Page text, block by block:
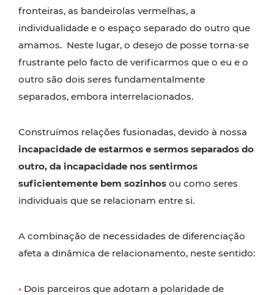
fronteiras, as bandeirolas vermelhas, a
individualidade e o espaço separado do outro que
amamos. Neste lugar, o desejo de posse torna-se
frustrante pelo facto de verificarmos que o eu e o
outro são dois seres fundamentalmente
separados, embora interrelacionados.
Construímos relações fusionadas, devido à nossa
incapacidade de estarmos e sermos separados do
outro, da incapacidade nos sentirmos
suficientemente bem sozinhos ou como seres
individuais que se relacionam entre si.
A combinação de necessidades de diferenciação
afeta a dinâmica de relacionamento, neste sentido:
• Dois parceiros que adotam a polaridade de